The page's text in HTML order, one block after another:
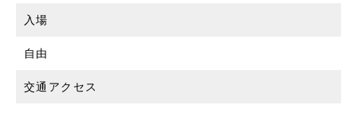
入場
自由
交通アクセス